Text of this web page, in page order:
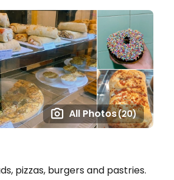
All Photos(20)
pizzas, burgers and pastries.